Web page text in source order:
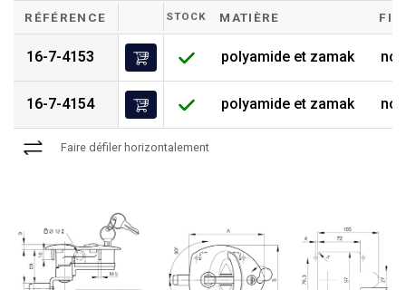
RÉFÉRENCE STOCK MATIÈRE
16-7-4153 polyamide et zamak
16-7-4154 polyamide et zamak
Faire défiler horizontalement